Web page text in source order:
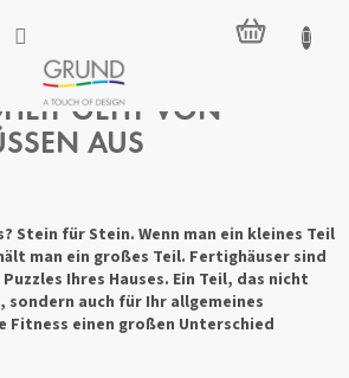
GEHT VON
AUS
Stein für Stein. Wenn man ein kleines Teil
man ein großes Teil. Fertighäuser sind
Ihres Hauses. Ein Teil, das nicht
auch für Ihr allgemeines
Fitness einen großen Unterschied